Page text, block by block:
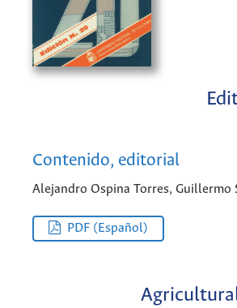
Contenido, editorial
Alejandro Ospina Torres, Guillermo
PDF (Español)